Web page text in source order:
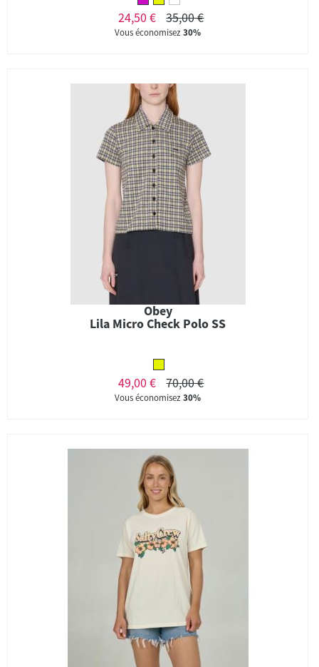
24,50 € 35,00 €
Vous économisez30%
Obey
Lila Micro Check Polo SS
49,00 € 70,00 €
Vous économisez30%